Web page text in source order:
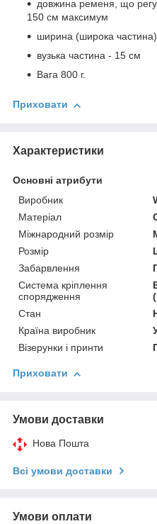
довжина ременя, що
150 см максимум
ширина (широка
вузька частина - 15 см
Вага 800 г.
Приховати
Характеристики
Основні атрибути
Виробник
Матеріал
Міжнародний розмір
Розмір
Забарвлення
Система кріплення
спорядження
Стан
Країна виробник
Візерунки і принти
Приховати
Умови доставки
Нова Пошта
Всі умови доставки
Умови оплати